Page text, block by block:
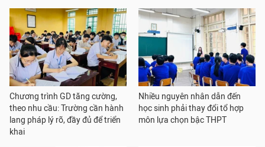
Chương trình GD tăng cường,
theo nhu cầu: Trường cần hành
lang pháp lý rõ, đầy đủ để triển
khai
Nhiều nguyên nhân dẫn đến
học sinh phải thay đổi tổ hợp
môn lựa chọn bậc THPT